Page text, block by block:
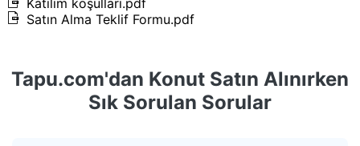
güney cepheden sağlanmaktadır. Ana gayrimenkulün dış
cephesi dış cephe boyası ile boyalı olup dairesel
doğramadır. Bina giriş holü, merdiven kat sahanlıkları ve
merdiven basamakları mermer kaplama, merdiven
Satın Alma Teklif Formu.pdf
Tapu.com'dan Konut Satın Alınırken
Sık Sorulan Sorular